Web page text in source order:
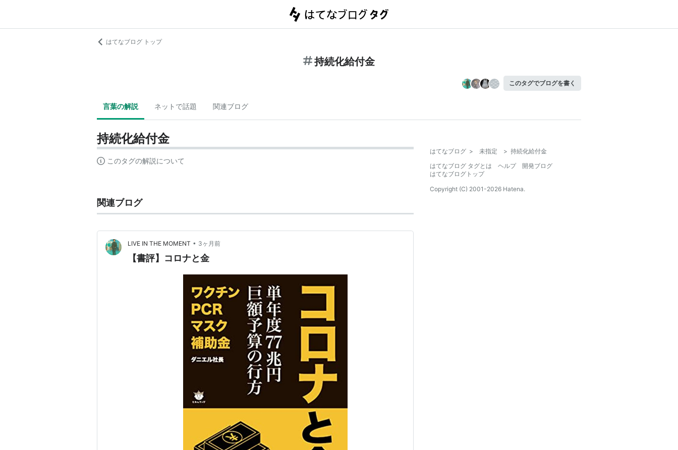
はてなブログ トップ
持続化給付金
このタグでブログを書く
言葉の解説 ネットで話題 関連ブログ
持続化給付金
このタグの解説について
関連ブログ
LIVE IN THE MOMENT • 3ヶ月前
【書評】コロナと金
はてなブログ > 未指定 > 持続化給付金
はてなブログ タグとは
ヘルプ
開発ブログ
はてなブログトップ
Copyright (C) 2001-2026 Hatena.